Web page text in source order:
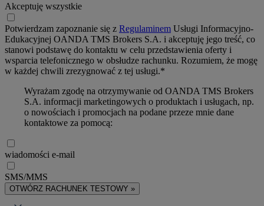
Akceptuję wszystkie
Potwierdzam zapoznanie się z Regulaminem Usługi Informacyjno-
Edukacyjnej OANDA TMS Brokers S.A. i akceptuję jego treść, co
stanowi podstawę do kontaktu w celu przedstawienia oferty i
wsparcia telefonicznego w obsłudze rachunku. Rozumiem, że mogę
w każdej chwili zrezygnować z tej usługi.*
Wyrażam zgodę na otrzymywanie od OANDA TMS Brokers
S.A. informacji marketingowych o produktach i usługach, np.
o nowościach i promocjach na podane przeze mnie dane
kontaktowe za pomocą:
wiadomości e-mail
SMS/MMS
OTWÓRZ RACHUNEK TESTOWY »